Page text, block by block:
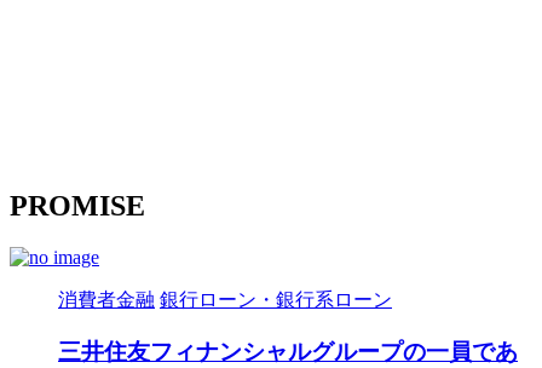
PROMISE
消費者金融 銀行ローン・銀行系ローン
三井住友フィナンシャルグループの一員であ